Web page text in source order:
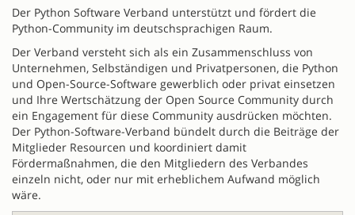
Der Python Software Verband unterstützt und fördert die
Python-Community im deutschsprachigen Raum.
Der Verband versteht sich als ein Zusammenschluss von
Unternehmen, Selbständigen und Privatpersonen, die Python
und Open-Source-Software gewerblich oder privat einsetzen
und Ihre Wertschätzung der Open Source Community durch
ein Engagement für diese Community ausdrücken möchten.
Der Python-Software-Verband bündelt durch die Beiträge der
Mitglieder Resourcen und koordiniert damit
Fördermaßnahmen, die den Mitgliedern des Verbandes
einzeln nicht, oder nur mit erheblichem Aufwand möglich
wäre.